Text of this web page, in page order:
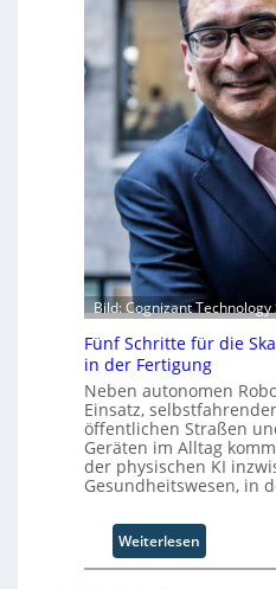
m
v
o
n
F
o
r
m
w
a
y
s
b
e
r
i
k
d
e
r
Z
u
k
u
n
f
t
b
e
r
u
f
t
S
t
e
n
S
c
h
w
b
z
u
m
C
C
Bild: Cognizant
Fünf Schritte für die
in der Fertigung
Neben autonomen
Einsatz,
öffentlichen Straßen
Geräten im Alltag
der physischen KI
Gesundheitswesen, in
Weiterlesen
F